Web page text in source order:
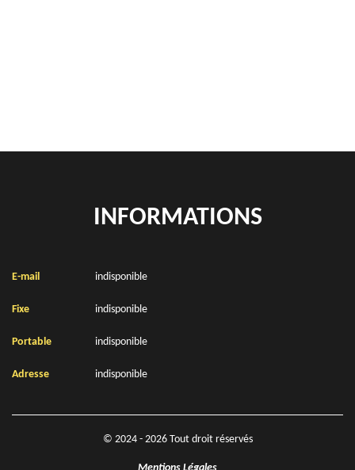
INFORMATIONS
E-mail indisponible
Fixe indisponible
Portable indisponible
Adresse indisponible
© 2024 - 2026 Tout droit réservés